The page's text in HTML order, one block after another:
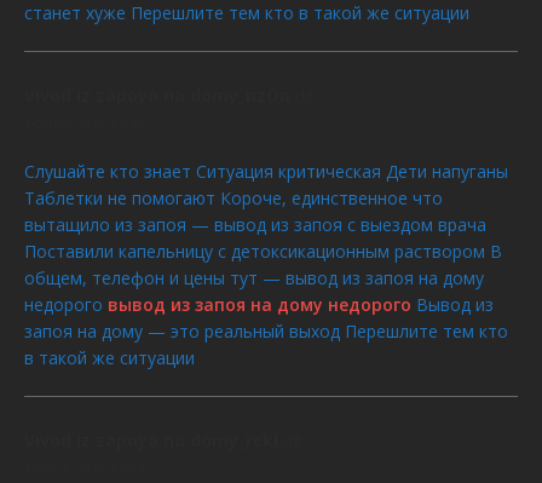
станет хуже Перешлите тем кто в такой же ситуации
Слушайте кто знает Ситуация критическая Дети напуганы
Таблетки не помогают Короче, единственное что
вытащило из запоя — вывод из запоя с выездом врача
Поставили капельницу с детоксикационным раствором В
общем, телефон и цены тут — вывод из запоя на дому
недорого вывод из запоя на дому недорого Вывод из
запоя на дому — это реальный выход Перешлите тем кто
в такой же ситуации